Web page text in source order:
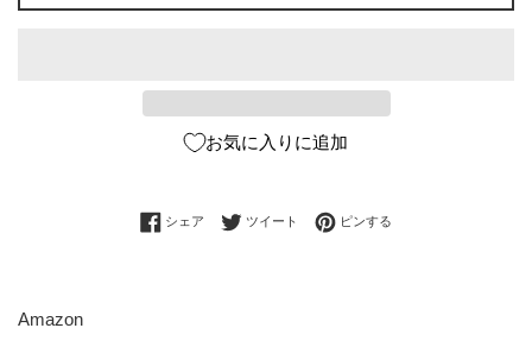
お気に入りに追加
シェア Facebookでシェアする
ツイート Twitterに投稿する
ピンする
Amazon